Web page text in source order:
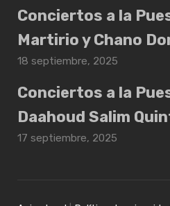
Conciertos a la
Martirio y Chano
18 septiembre, 2025
Conciertos a la
Daahoud Salim
17 septiembre, 2025